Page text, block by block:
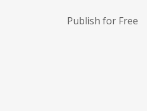
Publish for Free